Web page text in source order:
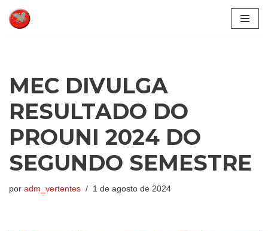
Pular
MEC DIVULGA
RESULTADO DO
PROUNI 2024 DO
SEGUNDO SEMESTRE
por adm_vertentes 1 de agosto de 2024